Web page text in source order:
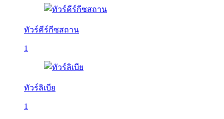
ทัวร์คีร์กีซสถาน
1
ทัวร์ลิเบีย
1